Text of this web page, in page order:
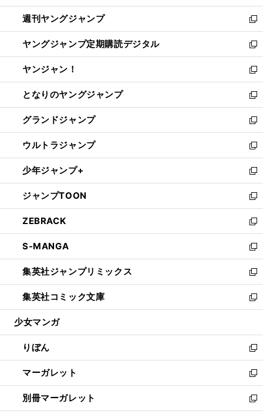
開
く
ウ
で
開
く
ン
ド
ウ
で
開
く
ウ
ィ
ン
ド
ウ
で
開
く
週刊ヤングジャンプ
新
し
い
ウ
ィ
ン
ド
ウ
で
開
く
ヤングジャンプ定期購読デジタル
新
し
い
ウ
ィ
ン
ド
ウ
で
開
く
ヤンジャン！
新
し
い
ウ
ィ
ン
ド
ウ
で
開
く
となりのヤングジャンプ
新
し
い
ウ
ィ
ン
ド
ウ
で
開
く
グランドジャンプ
新
し
い
ウ
ィ
ン
ド
ウ
で
開
く
ウルトラジャンプ
新
し
い
ウ
ィ
ン
ド
ウ
で
開
く
少年ジャンプ+
新
し
い
ウ
ィ
ン
ド
ウ
で
開
く
ジャンプTOON
新
し
い
ウ
ィ
ン
ド
ウ
で
開
ZEBRACK
新
し
い
ウ
ィ
ン
ド
ウ
開
く
S-MANGA
新
し
い
ウ
ィ
ン
ウ
で
開
く
集英社ジャンプリミックス
新
し
い
ウ
ン
ド
ウ
で
開
く
集英社コミック文庫
新
し
ウ
ィ
ン
ド
ウ
で
開
少女マンガ
りぼん
新
し
い
ウ
ィ
ン
マーガレット
新
し
い
別冊マーガレット
新